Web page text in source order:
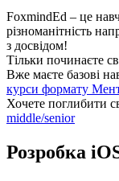
FoxmindEd – це
різноманітність
з досвідом!
Тільки починаєте
Вже маєте базові
курси формату
Хочете поглибити
middle/senior
Розробка